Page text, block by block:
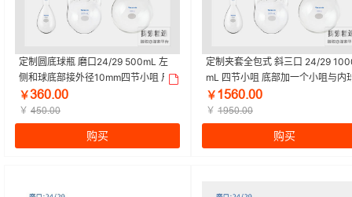
定制圆底球瓶 磨口24/29 500mL 左
侧和球底部接外径10mm四节小咀 尺
寸见图|24/29|Tansoole/探索精选 | 1
个
￥ŁƧřŤřř
￥ ȂœřŤřř
购买
定制夹套全包式 斜三口 24/29
mL 四节小咀 底部加一个小咀与内
相通 见图|24/29|Tansoole/探索精
| 1个
￥ ǝœƧřŤřř
￥ ǝůœřŤřř
购买